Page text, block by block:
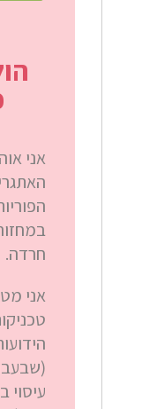
אני
חרדה.
אני
עיסוי